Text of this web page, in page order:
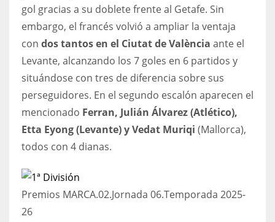
gol gracias a su doblete frente al Getafe. Sin
embargo, el francés volvió a ampliar la ventaja
con dos tantos en el Ciutat de València ante el
Levante, alcanzando los 7 goles en 6 partidos y
situándose con tres de diferencia sobre sus
perseguidores. En el segundo escalón aparecen el
mencionado Ferran, Julián Álvarez (Atlético),
Etta Eyong (Levante) y Vedat Muriqi (Mallorca),
todos con 4 dianas.
Premios MARCA.02.Jornada 06.Temporada 2025-
26